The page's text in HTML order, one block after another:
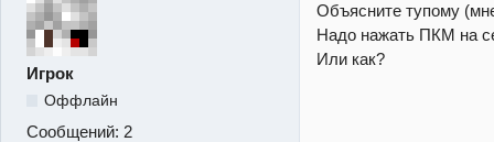
Игрок
Оффлайн
Сообщений: 2
Объясните тупому
Надо нажать ПКМ на
Или как?